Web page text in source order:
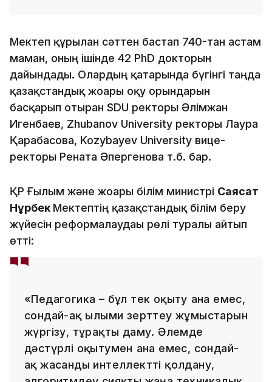
Мектеп құрылған сәттен бастап 740-тан астам
маман, оның ішінде 42 PhD докторын
дайындады. Олардың қатарында бүгінгі таңда
қазақстандық жоғары оқу орындарын
басқарып отырған SDU ректоры Әлімжан
Игенбаев, Zhubanov University ректоры Лаура
Қарабасова, Kozybayev University вице-
ректоры Рената Әпергенова т.б. бар.
ҚР Ғылым және жоғары білім министрі Саясат
Нұрбек Мектептің қазақстандық білім беру
жүйесін реформалаудағы рөлі туралы айтып
өтті:
«Педагогика – бұл тек оқыту ғана емес,
сондай-ақ ғылыми зерттеу жұмыстарын
жүргізу, тұрақты даму. Әлемде
дәстүрлі оқытумен ғана емес, сондай-
ақ жасанды интеллектті қолдану,